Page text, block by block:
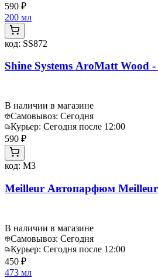
590 ₽
200 мл
код: SS872
Shine Systems AroMatt Wood
В наличии в магазине
Самовывоз: Сегодня
Курьер: Сегодня после 12:00
590 ₽
код: M3
Meilleur Автопарфюм
В наличии в магазине
Самовывоз: Сегодня
Курьер: Сегодня после 12:00
450 ₽
473 мл